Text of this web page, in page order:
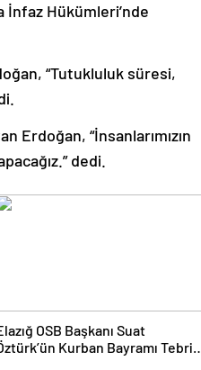
İnfaz Hükümleri’nde
“Tutukluluk süresi,
Erdoğan, “İnsanlarımızın
dedi.
OSB Başkanı Suat
Kurban Bayramı Tebrik